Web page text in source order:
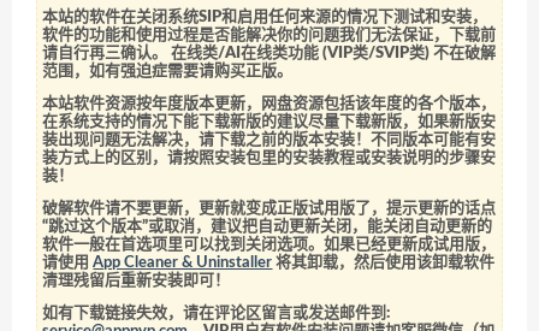
本站的软件在关闭系统SIP和启用任何来源的情况下测试和安装，
软件的功能和使用过程是否能解决你的问题我们无法保证，下载前
请自行再三确认。 在线类/AI在线类功能 (VIP类/SVIP类) 不在破解
范围，如有强迫症需要请购买正版。
本站软件资源按年度版本更新，网盘资源包括该年度的各个版本，
在系统支持的情况下能下载新版的建议尽量下载新版，如果新版安
装出现问题无法解决，请下载之前的版本安装！不同版本可能有安
装方式上的区别，请按照安装包里的安装教程或安装说明的步骤安
装！
破解软件请不要更新，更新就变成正版试用版了，提示更新的话点
“跳过这个版本”或取消，建议把自动更新关闭，能关闭自动更新的
软件一般在首选项里可以找到关闭选项。如果已经更新成试用版，
请使用App Cleaner & Uninstaller 将其卸载，然后使用该卸载软件
清理残留后重新安装即可！
如有下载链接失效，请在评论区留言或发送邮件到: